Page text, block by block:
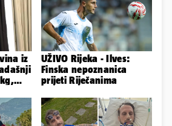
iz
UŽIVO Rijeka - Ilves:
Finska nepoznanica
prijeti Riječanima